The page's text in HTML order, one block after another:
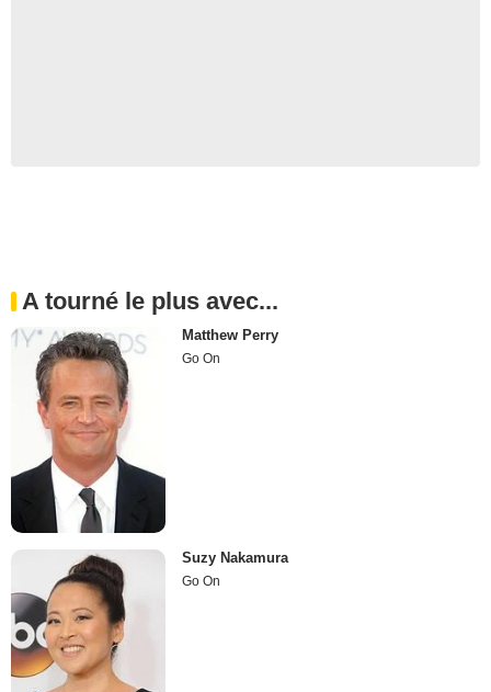
A tourné le plus avec...
Matthew Perry
Go On
Suzy Nakamura
Go On